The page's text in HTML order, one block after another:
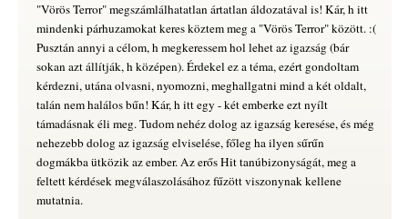
"Vörös Terror" megszámlálhatatlan ártatlan áldozatával is! Kár, h itt
mindenki párhuzamokat keres köztem meg a "Vörös Terror" között. :(
Pusztán annyi a célom, h megkeressem hol lehet az igazság (bár
sokan azt állítják, h középen). Érdekel ez a téma, ezért gondoltam
kérdezni, utána olvasni, nyomozni, meghallgatni mind a két oldalt,
talán nem halálos bűn! Kár, h itt egy - két emberke ezt nyílt
támadásnak éli meg. Tudom nehéz dolog az igazság keresése, és még
nehezebb dolog az igazság elviselése, főleg ha ilyen sűrűn
dogmákba ütközik az ember. Az erős Hit tanúbizonyságát, meg a
feltett kérdések megválaszolásához fűzött viszonynak kellene
mutatnia.